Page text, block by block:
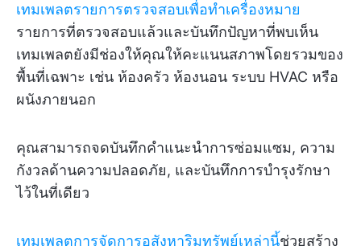
เทมเพลตรายการตรวจสอบเพื่อทำเครื่องหมาย
รายการที่ตรวจสอบแล้วและบันทึกปัญหาที่พบเห็น
เทมเพลตยังมีช่องให้คุณให้คะแนนสภาพโดยรวมของ
พื้นที่เฉพาะ เช่น ห้องครัว ห้องนอน ระบบ HVAC หรือ
ผนังภายนอก
คุณสามารถจดบันทึกคำแนะนำการซ่อมแซม, ความ
กังวลด้านความปลอดภัย, และบันทึกการบำรุงรักษา
ไว้ในที่เดียว
เทมเพลตการจัดการอสังหาริมทรัพย์เหล่านี้ช่วยสร้าง